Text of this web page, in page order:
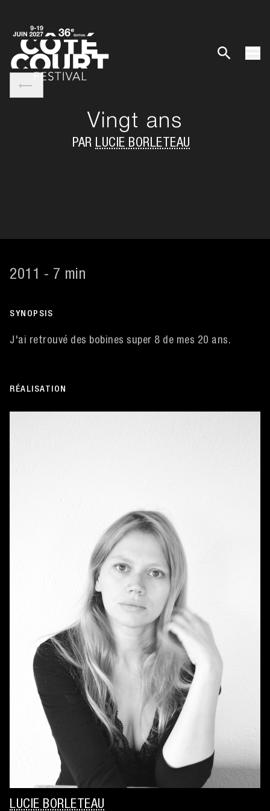
Vingt ans
PAR LUCIE BORLETEAU
2011 - 7 min
SYNOPSIS
J'ai retrouvé des bobines super 8 de mes 20 ans.
RÉALISATION
LUCIE BORLETEAU